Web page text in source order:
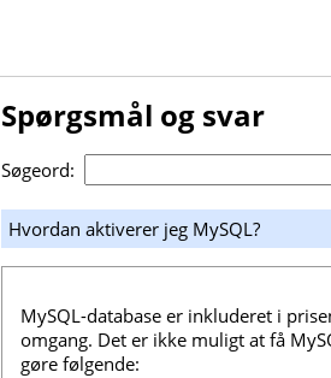
Spørgsmål og svar
Søgeord:
Hvordan aktiverer jeg MySQL?
MySQL-database er inkluderet i
omgang. Det er ikke muligt at få
gøre følgende: